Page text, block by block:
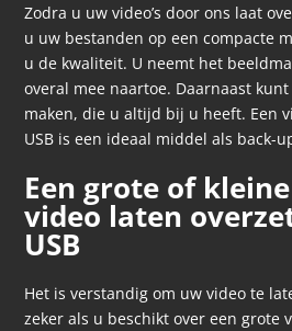
Zodra u uw video’s door ons laat
u uw bestanden op een compacte
u de kwaliteit. U neemt het
overal mee naartoe. Daarnaast
maken, die u altijd bij u heeft. Een
USB is een ideaal middel als back-
Een grote of
video laten
USB
Het is verstandig om uw video te
zeker als u beschikt over een grote